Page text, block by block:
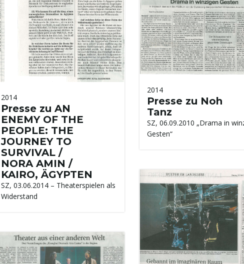
2014
Presse zu AN
ENEMY OF THE
PEOPLE: THE
JOURNEY TO
SURVIVAL /
NORA AMIN /
KAIRO, ÄGYPTEN
SZ, 03.06.2014 – Theaterspielen als
Widerstand
2014
Presse zu Noh
Tanz
SZ, 06.09.2010 „Drama in
Gesten“